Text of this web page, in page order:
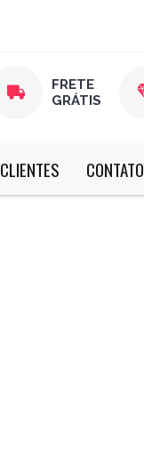
FRETE
GRÁTIS
CLIENTES CONTATO